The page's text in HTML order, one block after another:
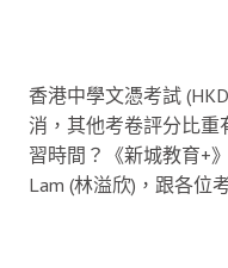
香港中學文憑考試
消，其他考卷評分比重
習時間？《新城教育+
Lam (林溢欣)，跟各位